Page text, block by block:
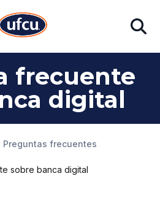
Buscar
frecuente
digital
Preguntas frecuentes
sobre banca digital